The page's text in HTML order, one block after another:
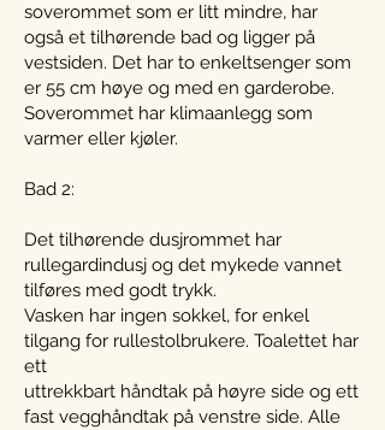
soverommet som er litt mindre, har
også et tilhørende bad og ligger på
vestsiden. Det har to enkeltsenger som
er 55 cm høye og med en garderobe.
Soverommet har klimaanlegg som
varmer eller kjøler.
Bad 2:
Det tilhørende dusjrommet har
rullegardindusj og det mykede vannet
tilføres med godt trykk.
Vasken har ingen sokkel, for enkel
tilgang for rullestolbrukere. Toalettet har
ett
uttrekkbart håndtak på høyre side og ett
fast vegghåndtak på venstre side. Alle